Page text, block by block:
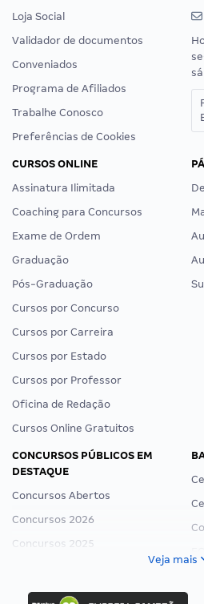
Loja Social
Validador de documentos
Conveniados
Programa de Afiliados
Trabalhe Conosco
Preferências de Cookies
CURSOS ONLINE
Assinatura Ilimitada
Coaching para Concursos
Exame de Ordem
Graduação
Pós-Graduação
Cursos por Concurso
Cursos por Carreira
Cursos por Estado
Cursos por Professor
Oficina de Redação
Cursos Online Gratuitos
CONCURSOS PÚBLICOS EM
DESTAQUE
Concursos Abertos
Concursos 2026
Concursos 2025
Concurso Ibama
Veja mais